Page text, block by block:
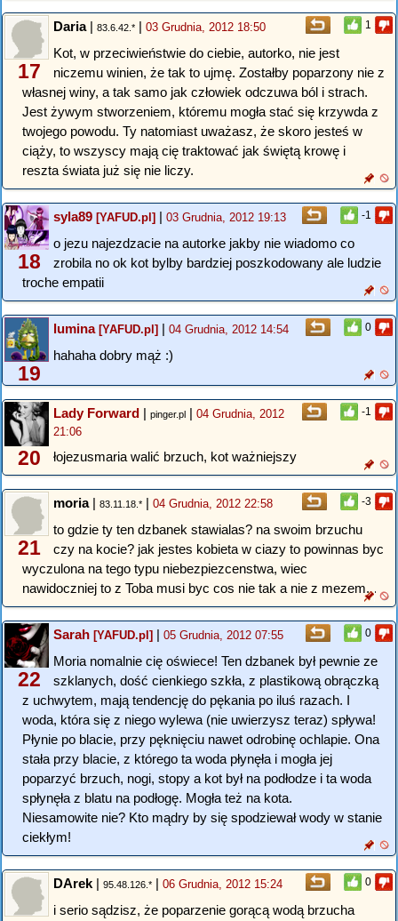
1
17
Daria| 83.6.42.* | 03 Grudnia, 2012 18:50
Kot, w przeciwieństwie do ciebie, autorko, nie jest
niczemu winien, że tak to ujmę. Zostałby poparzony nie z
własnej winy, a tak samo jak człowiek odczuwa ból i strach.
Jest żywym stworzeniem, któremu mogła stać się krzywda z
twojego powodu. Ty natomiast uważasz, że skoro jesteś w
ciąży, to wszyscy mają cię traktować jak świętą krowę i
reszta świata już się nie liczy.
-1
18
syla89 [YAFUD.pl] | 03 Grudnia, 2012 19:13
o jezu najezdzacie na autorke jakby nie wiadomo co
zrobila no ok kot bylby bardziej poszkodowany ale ludzie
troche empatii
0
19
lumina[YAFUD.pl] | 04 Grudnia, 2012 14:54
hahaha dobry mąż :)
-1
20
Lady Forward | pinger.pl | 04 Grudnia, 2012
21:06
łojezusmaria walić brzuch, kot ważniejszy
-3
21
moria| 83.11.18.* | 04 Grudnia, 2012 22:58
to gdzie ty ten dzbanek stawialas? na swoim brzuchu
czy na kocie? jak jestes kobieta w ciazy to powinnas byc
wyczulona na tego typu niebezpiezcenstwa, wiec
nawidoczniej to z Toba musi byc cos nie tak a nie z mezem...
0
22
Sarah [YAFUD.pl] | 05 Grudnia, 2012 07:55
Moria nomalnie cię oświece! Ten dzbanek był pewnie ze
szklanych, dość cienkiego szkła, z plastikową obrączką
z uchwytem, mają tendencję do pękania po iluś razach. I
woda, która się z niego wylewa (nie uwierzysz teraz) spływa!
Płynie po blacie, przy pęknięciu nawet odrobinę ochlapie. Ona
stała przy blacie, z którego ta woda płynęła i mogła jej
poparzyć brzuch, nogi, stopy a kot był na podłodze i ta woda
spłynęła z blatu na podłogę. Mogła też na kota.
Niesamowite nie? Kto mądry by się spodziewał wody w stanie
ciekłym!
0
DArek | 95.48.126.* | 06 Grudnia, 2012 15:24
i serio sądzisz, że poparzenie gorącą wodą brzucha